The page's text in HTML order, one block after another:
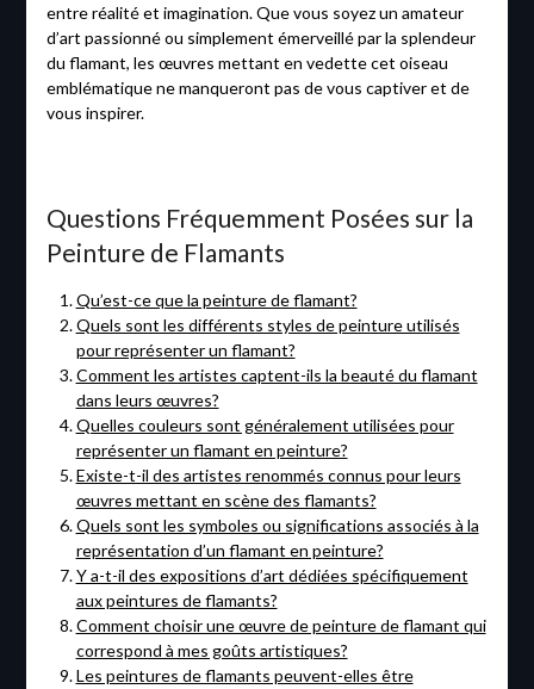
entre réalité et imagination. Que vous soyez un amateur
d’art passionné ou simplement émerveillé par la splendeur
du flamant, les œuvres mettant en vedette cet oiseau
emblématique ne manqueront pas de vous captiver et de
vous inspirer.
Questions Fréquemment Posées sur la
Peinture de Flamants
Qu’est-ce que la peinture de flamant?
Quels sont les différents styles de peinture utilisés
pour représenter un flamant?
Comment les artistes captent-ils la beauté du flamant
dans leurs œuvres?
Quelles couleurs sont généralement utilisées pour
représenter un flamant en peinture?
Existe-t-il des artistes renommés connus pour leurs
œuvres mettant en scène des flamants?
Quels sont les symboles ou significations associés à la
représentation d’un flamant en peinture?
Y a-t-il des expositions d’art dédiées spécifiquement
aux peintures de flamants?
Comment choisir une œuvre de peinture de flamant qui
correspond à mes goûts artistiques?
Les peintures de flamants peuvent-elles être